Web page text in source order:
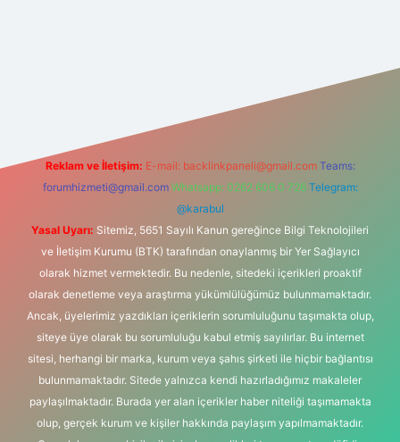
elexbetgiris.org
Reklam ve İletişim: E-mail: backlinkpaneli@gmail.com Teams:
forumhizmeti@gmail.com Whatsapp: 0262 606 0 726 Telegram:
@karabul
Yasal Uyarı: Sitemiz, 5651 Sayılı Kanun gereğince Bilgi Teknolojileri
ve İletişim Kurumu (BTK) tarafından onaylanmış bir Yer Sağlayıcı
olarak hizmet vermektedir. Bu nedenle, sitedeki içerikleri proaktif
olarak denetleme veya araştırma yükümlülüğümüz bulunmamaktadır.
Ancak, üyelerimiz yazdıkları içeriklerin sorumluluğunu taşımakta olup,
siteye üye olarak bu sorumluluğu kabul etmiş sayılırlar. Bu internet
sitesi, herhangi bir marka, kurum veya şahıs şirketi ile hiçbir bağlantısı
bulunmamaktadır. Sitede yalnızca kendi hazırladığımız makaleler
paylaşılmaktadır. Burada yer alan içerikler haber niteliği taşımamakta
olup, gerçek kurum ve kişiler hakkında paylaşım yapılmamaktadır.